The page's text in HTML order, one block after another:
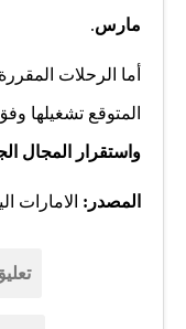
مارس.
أما الرحلات
المتوقع تشغيلها
واستقرار المجال
المصدر: الامارات